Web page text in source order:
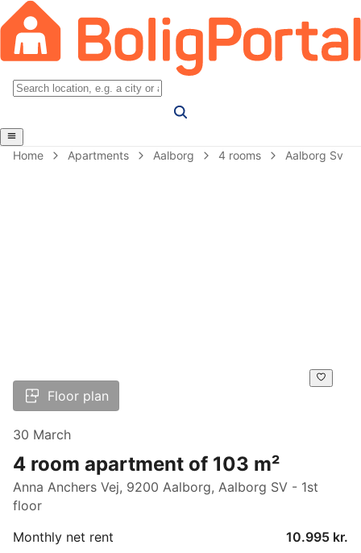
Home Apartments Aalborg 4 rooms Aalborg Sv
Floor plan
30 March
4 room apartment of 103 m²
Anna Anchers Vej, 9200 Aalborg, Aalborg SV - 1st
floor
Monthly net rent
10.995 kr.